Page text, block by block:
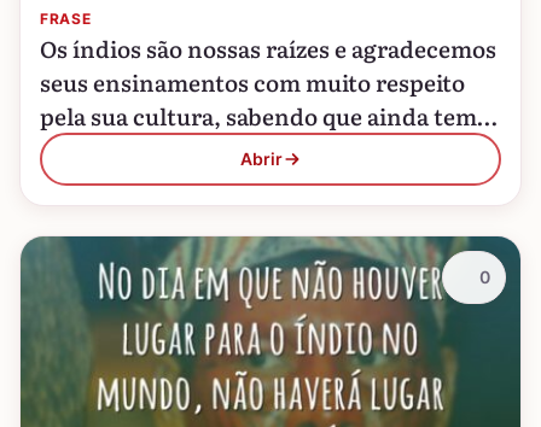
FRASE
Os índios são nossas raízes e agradecemos
seus ensinamentos com muito respeito
pela sua cultura, sabendo que ainda temos
muito a aprender.
Abrir
0